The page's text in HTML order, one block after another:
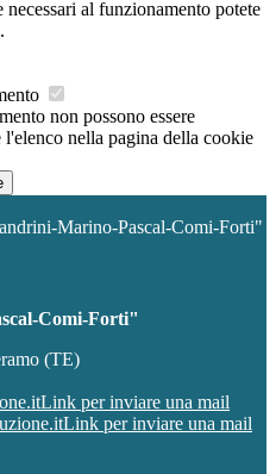
al funzionamento potete
.
non possono essere
nella pagina della cookie
Marino-Pascal-Comi-Forti"
Comi-Forti"
(TE)
Link per inviare una mail
Link per inviare una mail